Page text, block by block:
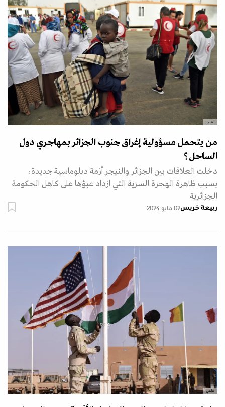
أ ف ب
من يتحمل مسؤولية إغراق جنوب الجزائر بمهاجري دول
الساحل؟
دخلت العلاقات بين الجزائر والنيجر أزمة دبلوماسية جديدة،
بسبب ظاهرة الهجرة السرية التي ازداد عبؤها على كاهل الحكومة
الجزائرية
ربيعة خريس02 مايو 2024
علمي